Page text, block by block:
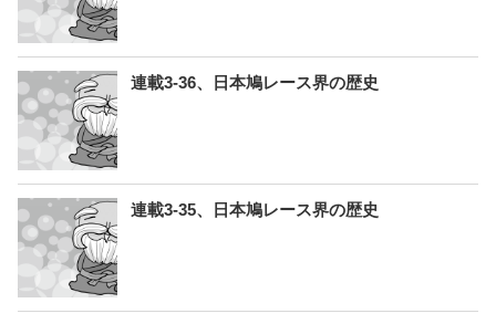
連載3-36、日本鳩レース界の歴史
連載3-35、日本鳩レース界の歴史